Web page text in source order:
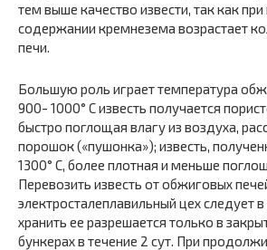
тем выше качество извести, так как
содержании кремнезема возрастает
печи.
Большую роль играет температура
900- 1000° С известь получается
быстро поглощая влагу из воздуха,
порошок («пушонка»); известь,
1300° С, более плотная и меньше
Перевозить известь от обжиговых
электросталеплавильный цех следует в
хранить ее разрешается только в
бункерах в течение 2 сут. При